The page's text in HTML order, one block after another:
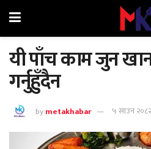
यी पाँच काम जुन
गर्नुहुँदैन
bymetakhabar ५ साउन